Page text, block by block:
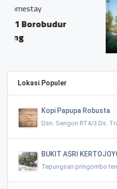
Lokasi Populer
Kopi Papupa Robusta
Dsn. Sengon RT4/3 Ds.
BUKIT ASRI
Tepungsari pringombo